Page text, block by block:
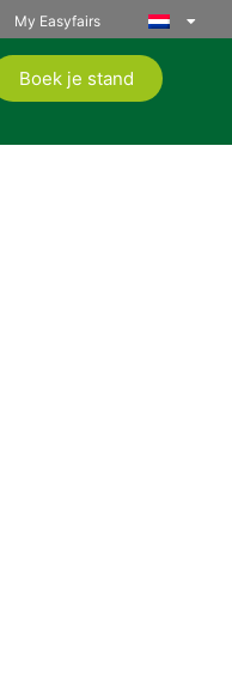
My Easyfairs
Boek je stand